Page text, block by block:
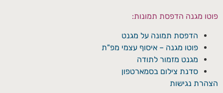
פוטו מגנה הדפסת תמונות:
הדפסת תמונה על מגנט
פוטו מגנה – איסוף עצמי מפ"ת
מגנט מזמור לתודה
סדנת צילום בסמארטפון
הצהרת נגישות